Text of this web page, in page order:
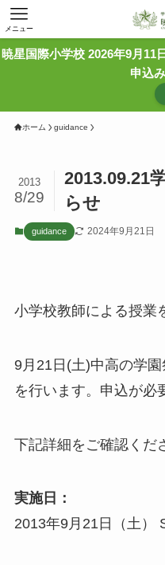
メニュー
暁星国際小学校 2026年9月11
申込
ホーム guidance
2013.09.21
らせ
2013
8/29
guidance 2024年9月21日
小学校教師による授業
9月21日(土)中高の学
を行います。申込が必
下記詳細をご確認くだ
実施日：
2013年9月21日（土）